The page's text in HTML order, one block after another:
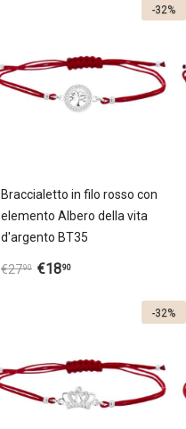
Braccialetto in filo rosso con
elemento Albero della vita
d'argento ВT35
€2790 €1890
-32%
-32%